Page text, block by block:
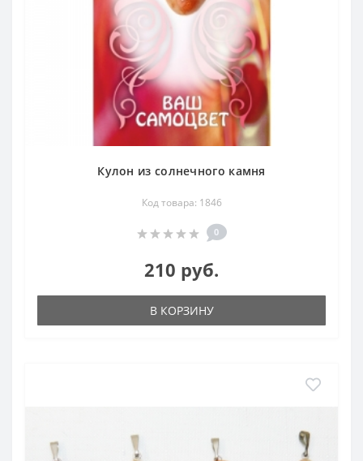
Кулон из солнечного камня
Код товара: 1846
0
210 руб.
В КОРЗИНУ